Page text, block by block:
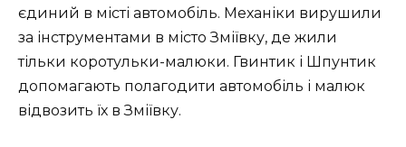
єдиний в місті автомобіль. Механіки вирушили
за інструментами в місто Зміївку, де жили
тільки коротульки-малюки. Гвинтик і Шпунтик
допомагають полагодити автомобіль і малюк
відвозить їх в Зміївку.